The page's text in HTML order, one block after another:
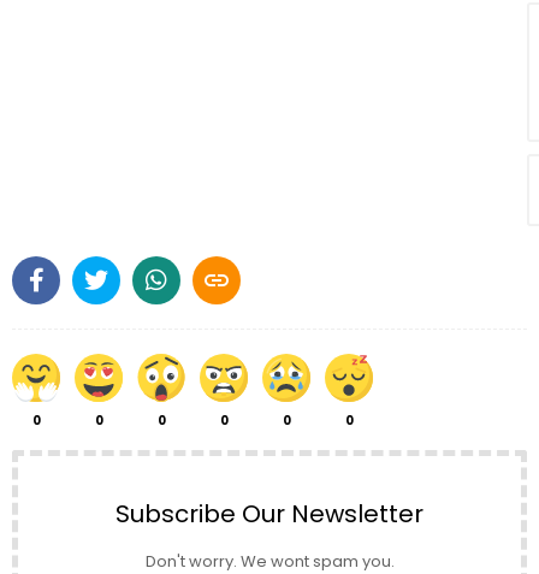

0 0 0 0 0 0
Subscribe Our Newsletter
Don't worry. We wont spam you.